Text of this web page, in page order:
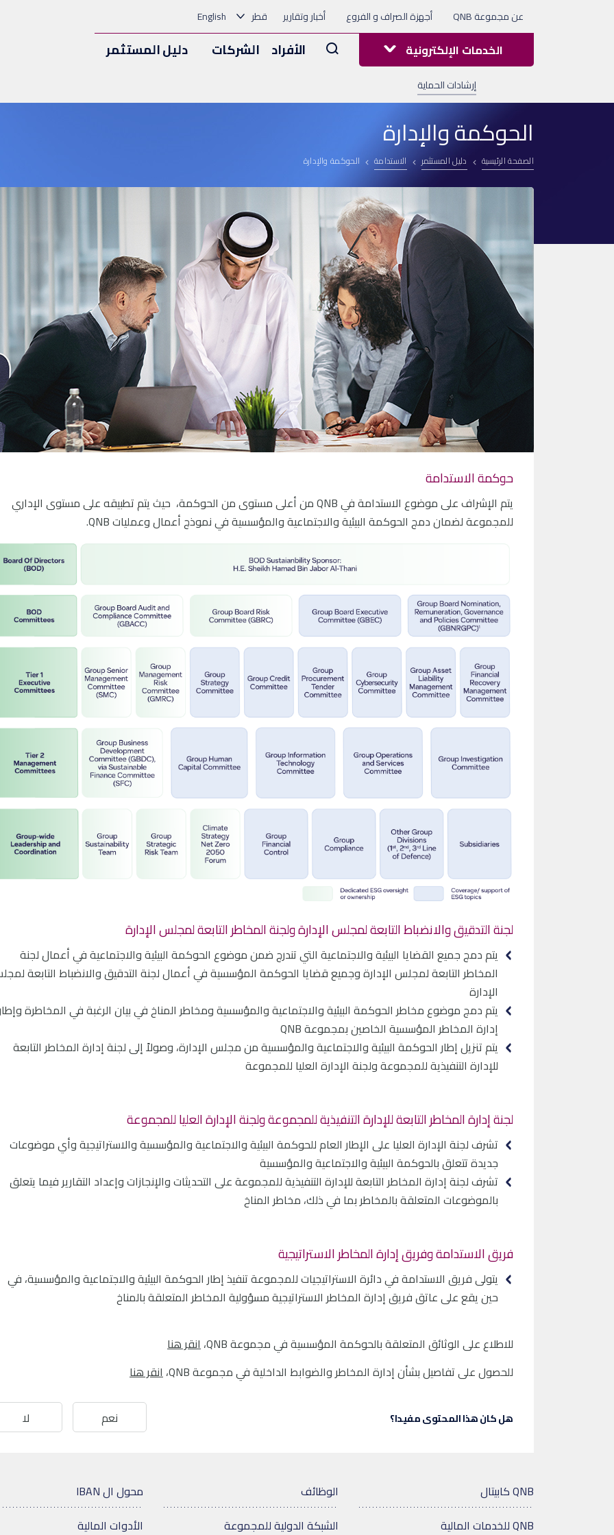
عن مجموعة QNB أجهزة الصراف و الفروع أخبار وتقارير قطر English
الأفراد الشركات دليل المستثمر Arama الخدمات الإلكترونية
إرشادات الحماية
الحوكمة والإدارة
الصفحة الرئيسية دليل المستثمر الاستدامة الحوكمة والإدارة
حوكمة الاستدامة
يتم الإشراف على موضوع الاستدامة في QNB من أعلى مستوى من الحوكمة، حيث يتم تطبيقه على مستوى الإداري
للمجموعة لضمان دمج الحوكمة البيئية والاجتماعية والمؤسسية في نموذج أعمال وعمليات QNB.
لجنة التدقيق والانضباط التابعة لمجلس الإدارة ولجنة المخاطر التابعة لمجلس الإدارة
يتم دمج جميع القضايا البيئية والاجتماعية التي تندرج ضمن موضوع الحوكمة البيئية والاجتماعية في أعمال لجنة
المخاطر التابعة لمجلس الإدارة وجميع قضايا الحوكمة المؤسسية في أعمال لجنة التدقيق والانضباط التابعة
الإدارة
يتم دمج موضوع مخاطر الحوكمة البيئية والاجتماعية والمؤسسية ومخاطر المناخ في بيان الرغبة في المخاطرة
إدارة المخاطر المؤسسية الخاصين بمجموعة QNB
يتم تنزيل إطار الحوكمة البيئية والاجتماعية والمؤسسية من مجلس الإدارة، وصولاً إلى لجنة إدارة المخاطر التابعة
للإدارة التنفيذية للمجموعة ولجنة الإدارة العليا للمجموعة
لجنة إدارة المخاطر التابعة للإدارة التنفيذية للمجموعة ولجنة الإدارة العليا للمجموعة
تشرف لجنة الإدارة العليا على الإطار العام للحوكمة البيئية والاجتماعية والمؤسسية والاستراتيجية وأي موضوعات
جديدة تتعلق بالحوكمة البيئية والاجتماعية والمؤسسية
تشرف لجنة إدارة المخاطر التابعة للإدارة التنفيذية للمجموعة على التحديثات والإنجازات وإعداد التقارير فيما يتعلق
بالموضوعات المتعلقة بالمخاطر بما في ذلك، مخاطر المناخ
فريق الاستدامة وفريق إدارة المخاطر الاستراتيجية
يتولى فريق الاستدامة في دائرة الاستراتيجيات للمجموعة تنفيذ إطار الحوكمة البيئية والاجتماعية والمؤسسية، في
حين يقع على عاتق فريق إدارة المخاطر الاستراتيجية مسؤولية المخاطر المتعلقة بالمناخ
للاطلاع على الوثائق المتعلقة بالحوكمة المؤسسية في مجموعة QNB،
انقر هنا
للحصول على تفاصيل بشأن إدارة المخاطر والضوابط الداخلية في مجموعة QNB،
انقر هنا
هل كان هذا المحتوى مفيدا؟ نعم لا
QNB كابيتال
QNB للخدمات المالية
الوظائف
الشبكة الدولية للمجموعة
محول ال IBAN
الأدوات المالية